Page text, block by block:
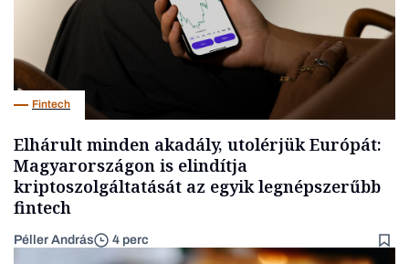
Fintech
Elhárult minden akadály, utolérjük Európát:
Magyarországon is elindítja
kriptoszolgáltatását az egyik legnépszerűbb
fintech
Péller András 4 perc